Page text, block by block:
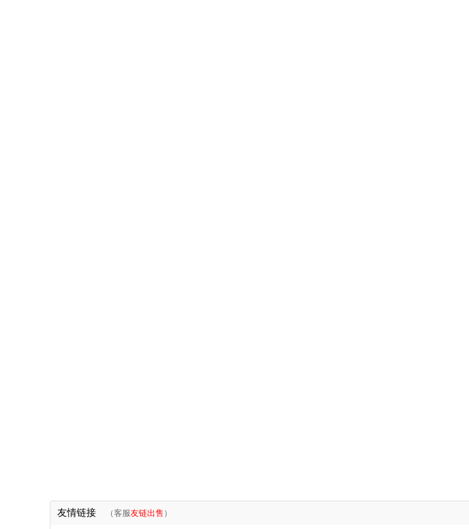
友情链接 （客服友链出售 ）